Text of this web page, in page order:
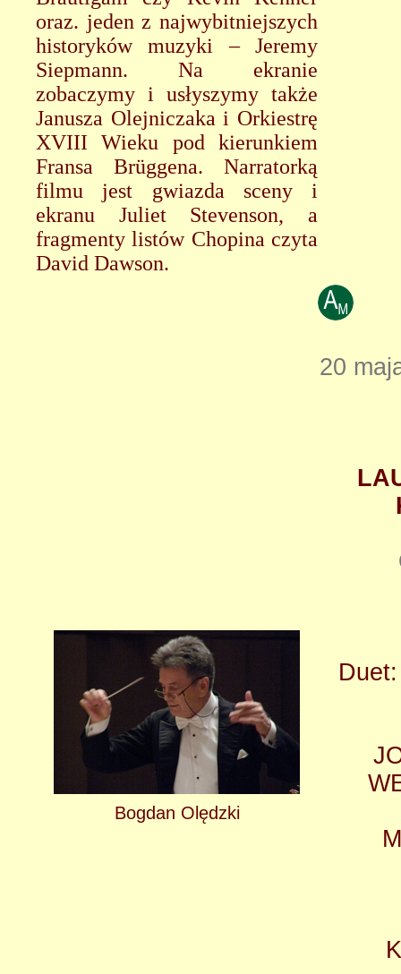
oraz. jeden z najwybitniejszych
historyków muzyki – Jeremy
Siepmann. Na ekranie
zobaczymy i usłyszymy także
Janusza Olejniczaka i Orkiestrę
XVIII Wieku pod kierunkiem
Fransa Brüggena. Narratorką
filmu jest gwiazda sceny i
ekranu Juliet Stevenson, a
fragmenty listów Chopina czyta
David Dawson.
Bogdan Olędzki
20